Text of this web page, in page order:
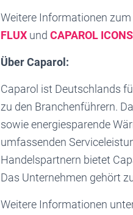
Weitere Informationen
FLUX und CAPAROL ICONS
Über Caparol:
Caparol ist Deutschlands
zu den Branchenführern.
sowie energiesparende
umfassenden
Handelspartnern bietet
Das Unternehmen gehört
Weitere Informationen